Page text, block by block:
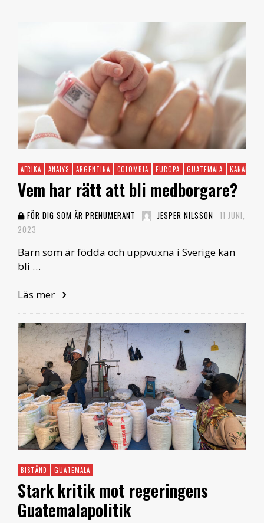
AFRIKA ANALYS ARGENTINA COLOMBIA EUROPA GUATEMALA KANADA
Vem har rätt att bli medborgare?
FÖR DIG SOM ÄR PRENUMERANT JESPER NILSSON 11 JUNI,
2023
Barn som är födda och uppvuxna i Sverige kan
bli …
Läs mer
BISTÅND GUATEMALA
Stark kritik mot regeringens
Guatemalapolitik